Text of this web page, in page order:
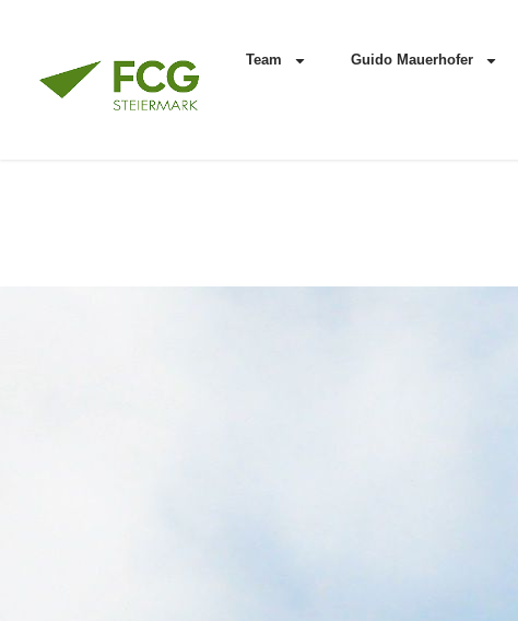
Team Guido Mauerhofer